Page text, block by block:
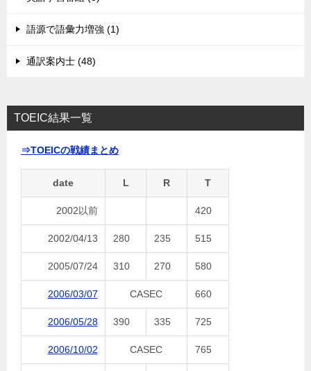
語源で語彙力増強 (1)
通訳案内士 (48)
TOEIC結果一覧
⇒TOEICの戦績まとめ
date L R T
2002以前 420
2002/04/13 280 235 515
2005/07/24 310 270 580
2006/03/07 CASEC 660
2006/05/28 390 335 725
2006/10/02 CASEC 765